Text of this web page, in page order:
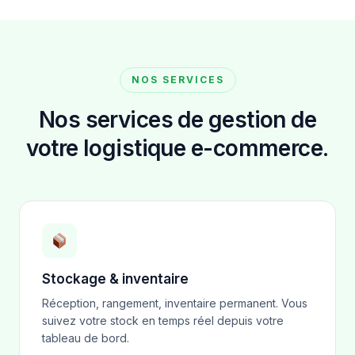
NOS SERVICES
Nos services de gestion de
votre logistique e-commerce.
Stockage & inventaire
Réception, rangement, inventaire permanent. Vous
suivez votre stock en temps réel depuis votre
tableau de bord.